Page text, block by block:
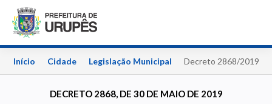
Início Cidade Legislação Municipal Decreto 2868/2019
DECRETO 2868, DE 30 DE MAIO DE 2019